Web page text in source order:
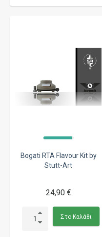
Bogati RTA Flavour Kit by
Stutt-Art
24,90 €
Στο Καλάθι